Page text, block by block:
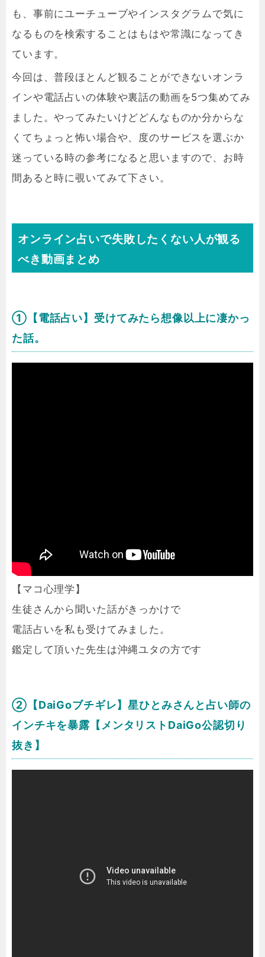
も、事前にユーチューブやインスタグラムで気に
なるものを検索することはもはや常識になってき
ています。
今回は、普段ほとんど観ることができないオンラ
インや電話占いの体験や裏話の動画を5つ集めてみ
ました。やってみたいけどどんなものか分からな
くてちょっと怖い場合や、度のサービスを選ぶか
迷っている時の参考になると思いますので、お時
間あると時に覗いてみて下さい。
オンライン占いで失敗したくない人が観る
べき動画まとめ
①【電話占い】受けてみたら想像以上に凄かっ
た話。
【マコ心理学】
生徒さんから聞いた話がきっかけで
電話占いを私も受けてみました。
鑑定して頂いた先生は沖縄ユタの方です
②【DaiGoブチギレ】星ひとみさんと占い師の
インチキを暴露【メンタリストDaiGo公認切り
抜き】